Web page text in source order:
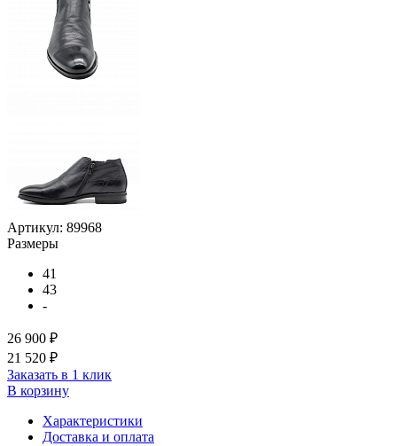
Артикул: 89968
Размеры
41
43
-
26 900 ₽
21 520 ₽
Заказать в 1 клик
В корзину
Характеристики
Доставка и оплата